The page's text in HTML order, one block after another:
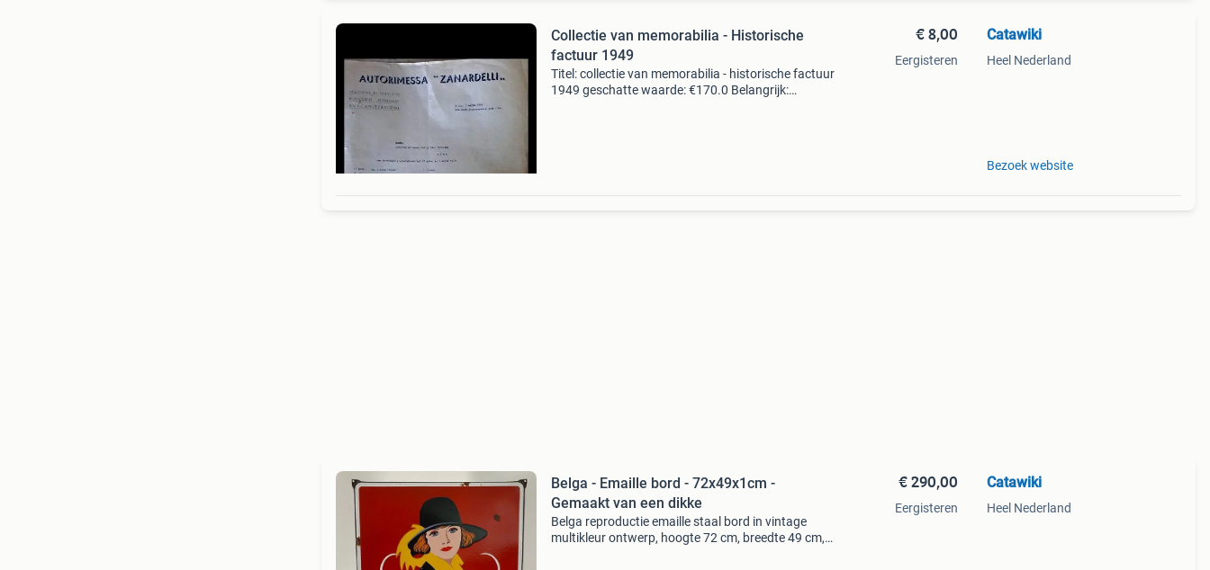
Collectie van memorabilia - Historische
factuur 1949
Titel: collectie van memorabilia - historische factuur
1949 geschatte waarde: €170.0 Belangrijk:
€ 8,00
Eergisteren
Catawiki
Heel Nederland
Bezoek website
Belga - Emaille bord - 72x49x1cm -
Gemaakt van een dikke
Belga reproductie emaille staal bord in vintage
multikleur ontwerp, hoogte 72 cm, breedte 49 cm,
€ 290,00
Eergisteren
Catawiki
Heel Nederland